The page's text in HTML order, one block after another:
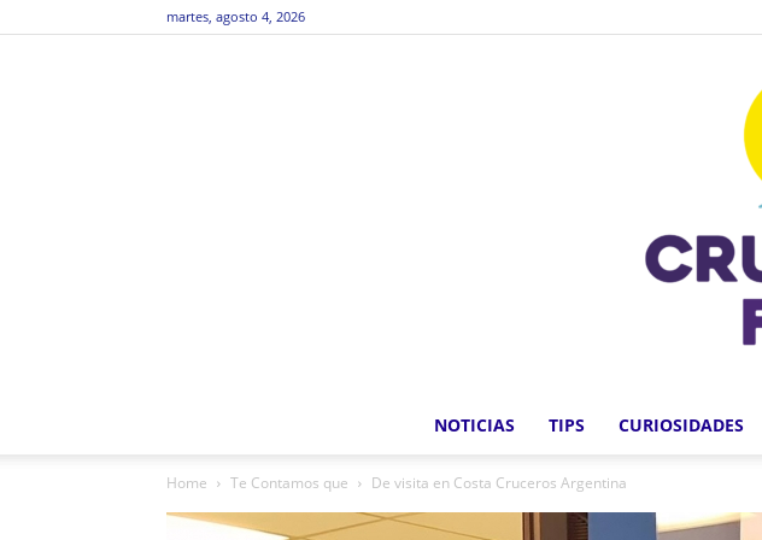
martes, agosto 4, 2026
NOTICIAS TIPS CURIOSIDADES
Home Te Contamos que De visita en Costa Cruceros Argentina